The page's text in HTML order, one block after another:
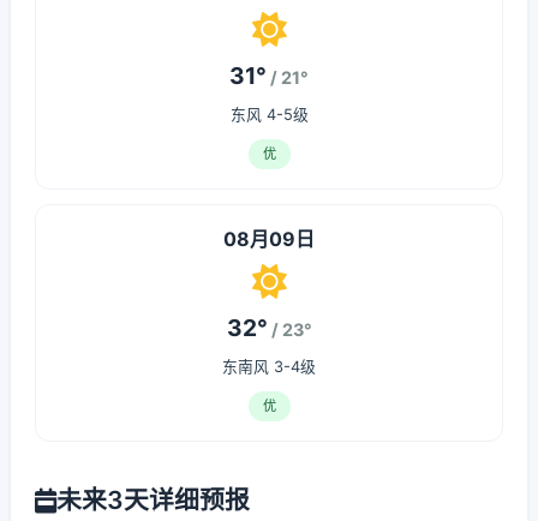
31° / 21°
东风 4-5级
优
08月09日
32° / 23°
东南风 3-4级
优
未来3天详细预报